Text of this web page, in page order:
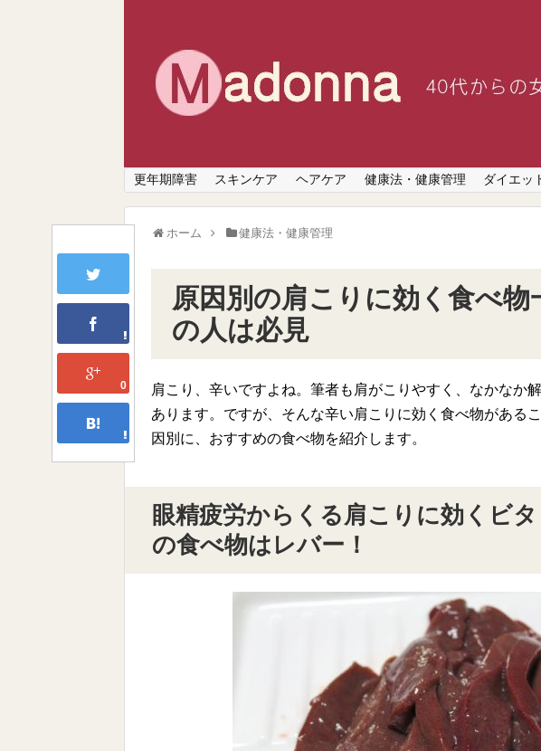
更年期障害 スキンケア ヘアケア 健康法・健康管理 ダイエッ
ホーム 健康法・健康管理
0
原因別の肩こりに効く食べ物
の人は必見
肩こり、辛いですよね。筆者も肩がこりやすく、なかなか
あります。ですが、そんな辛い肩こりに効く食べ物がある
因別に、おすすめの食べ物を紹介します。
眼精疲労からくる肩こりに効くビ
の食べ物はレバー！